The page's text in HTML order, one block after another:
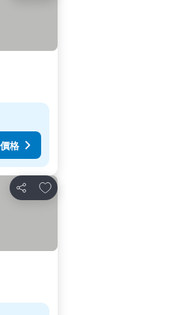
格
分享
加入我的最愛